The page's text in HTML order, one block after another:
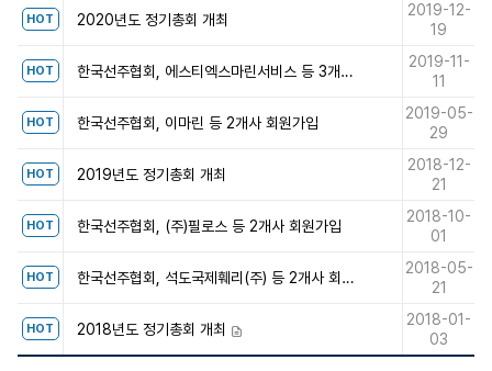
HOT 2020년도 정기총회 개최
2019-12-
19
HOT 한국선주협회, 에스티엑스마린서비스 등 3개사 회원가입
2019-11-
11
HOT 한국선주협회, 이마린 등 2개사 회원가입
2019-05-
29
HOT 2019년도 정기총회 개최
2018-12-
21
HOT 한국선주협회, (주)필로스 등 2개사 회원가입
2018-10-
01
HOT 한국선주협회, 석도국제훼리(주) 등 2개사 회원가입
2018-05-
21
HOT 2018년도 정기총회 개최 첨부파일
2018-01-
03